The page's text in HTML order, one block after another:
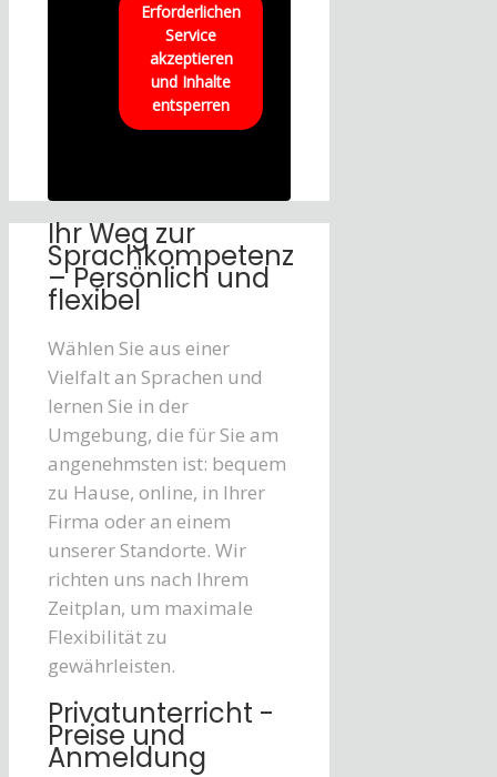
Erforderlichen
Service
akzeptieren
und Inhalte
entsperren
Ihr Weg zur
Sprachkompetenz
– Persönlich und
flexibel
Wählen Sie aus einer
Vielfalt an Sprachen und
lernen Sie in der
Umgebung, die für Sie am
angenehmsten ist: bequem
zu Hause, online, in Ihrer
Firma oder an einem
unserer Standorte. Wir
richten uns nach Ihrem
Zeitplan, um maximale
Flexibilität zu
gewährleisten.
Privatunterricht -
Preise und
Anmeldung